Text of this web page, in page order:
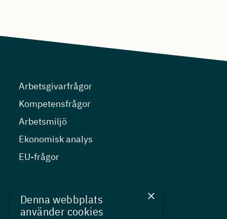
Arbetsgivarfrågor
Kompetensfrågor
Arbetsmiljö
Ekonomisk analys
EU-frågor
Kurser
×
Denna webbplats
använder cookies